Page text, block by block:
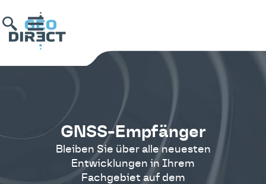
GNSS-Empfänger
Bleiben Sie über alle neuesten
Entwicklungen in Ihrem
Fachgebiet auf dem